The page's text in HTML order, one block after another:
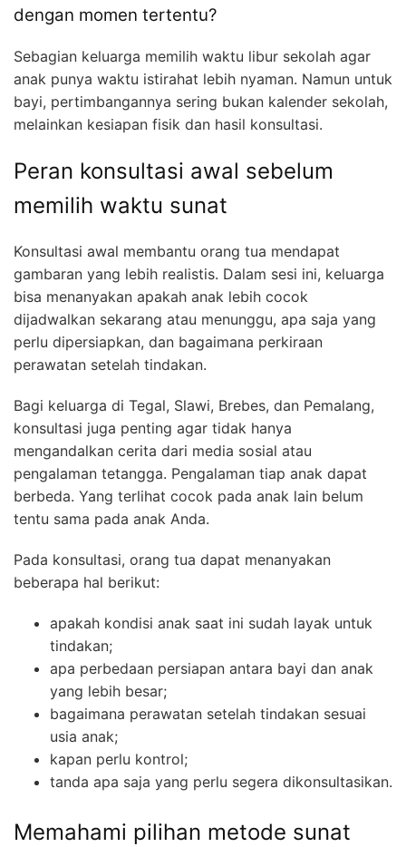
dengan momen tertentu?
Sebagian keluarga memilih waktu libur sekolah agar
anak punya waktu istirahat lebih nyaman. Namun untuk
bayi, pertimbangannya sering bukan kalender sekolah,
melainkan kesiapan fisik dan hasil konsultasi.
Peran konsultasi awal sebelum
memilih waktu sunat
Konsultasi awal membantu orang tua mendapat
gambaran yang lebih realistis. Dalam sesi ini, keluarga
bisa menanyakan apakah anak lebih cocok
dijadwalkan sekarang atau menunggu, apa saja yang
perlu dipersiapkan, dan bagaimana perkiraan
perawatan setelah tindakan.
Bagi keluarga di Tegal, Slawi, Brebes, dan Pemalang,
konsultasi juga penting agar tidak hanya
mengandalkan cerita dari media sosial atau
pengalaman tetangga. Pengalaman tiap anak dapat
berbeda. Yang terlihat cocok pada anak lain belum
tentu sama pada anak Anda.
Pada konsultasi, orang tua dapat menanyakan
beberapa hal berikut:
apakah kondisi anak saat ini sudah layak untuk
tindakan;
apa perbedaan persiapan antara bayi dan anak
yang lebih besar;
bagaimana perawatan setelah tindakan sesuai
usia anak;
kapan perlu kontrol;
tanda apa saja yang perlu segera dikonsultasikan.
Memahami pilihan metode sunat